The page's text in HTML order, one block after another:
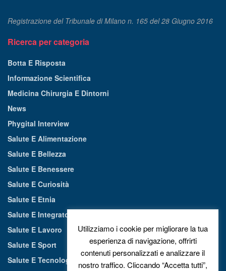
Registrazione del Tribunale di Milano n. 165 del 28 Giugno 2016
Ricerca per categoria
Botta E Risposta
Informazione Scientifica
Medicina Chirurgia E Dintorni
News
Phygital Interview
Salute E Alimentazione
Salute E Bellezza
Salute E Benessere
Salute E Curiosità
Salute E Etnia
Salute E Integratori Alimentari
Salute E Lavoro
Salute E Sport
Salute E Tecnologia
Utilizziamo i cookie per migliorare la tua
esperienza di navigazione, offrirti
contenuti personalizzati e analizzare il
nostro traffico. Cliccando “Accetta tutti”,